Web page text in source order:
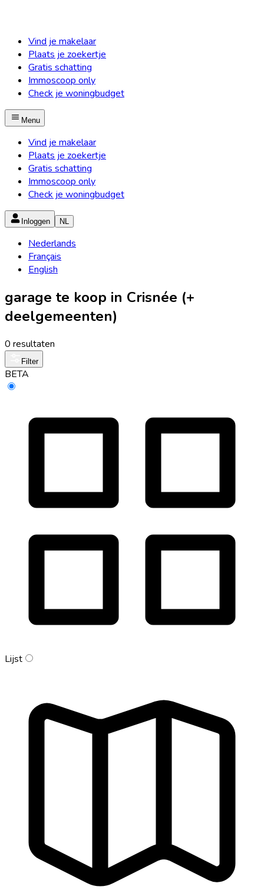
Vind je makelaar
Plaats je zoekertje
Gratis schatting
Immoscoop only
Check je woningbudget
Menu
Vind je makelaar
Plaats je zoekertje
Gratis schatting
Immoscoop only
Check je woningbudget
Inloggen NL
Nederlands
Français
English
garage te koop in Crisnée (+
deelgemeenten)
0 resultaten
Filter
BETA
Lijst